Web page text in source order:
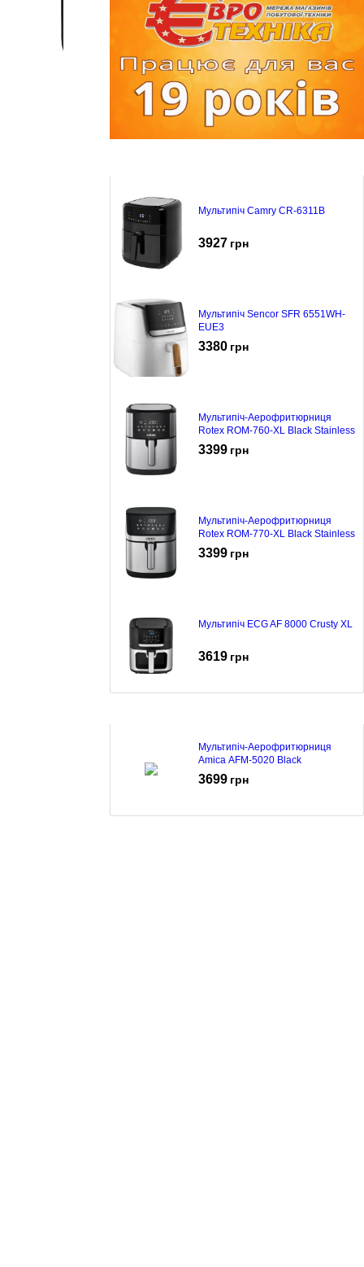
Мультипіч Camry CR-6311B
3927 грн
Мультипіч Sencor SFR 6551WH-
EUE3
3380 грн
Мультипіч-Аерофритюрниця
Rotex ROM-760-XL Black Stainless
3399 грн
Мультипіч-Аерофритюрниця
Rotex ROM-770-XL Black Stainless
3399 грн
Мультипіч ECG AF 8000 Crusty XL
3619 грн
Мультипіч-Аерофритюрниця
Amica AFM-5020 Black
3699 грн